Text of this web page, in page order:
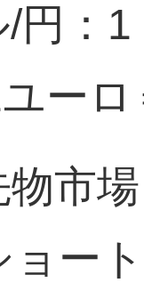
：
ー
物
ョー